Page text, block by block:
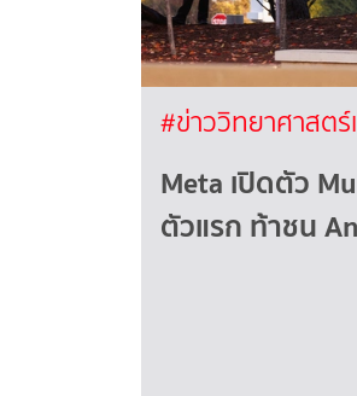
#ข่าววิทยาศาสตร์
Meta เปิดตัว
ตัวแรก ท้าชน